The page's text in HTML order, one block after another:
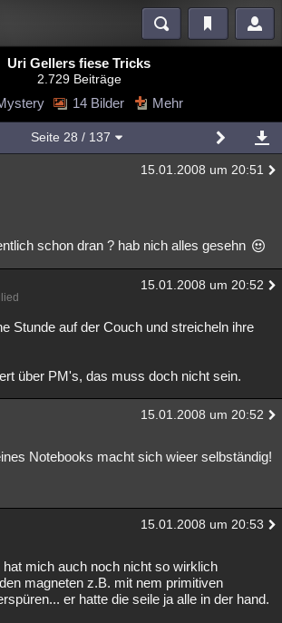
Blogs Videos
Mystery Kriminalfälle
Unterhaltung
Gruppen Gaming Filme
Verbesserungen Allmystery English
Uri Gellers fiese Tricks
2.729 Beiträge
14 Bilder Mehr
Seite 28 / 137
15.01.2008 um 20:51
schon dran ? hab nich alles gesehn
15.01.2008 um 20:52
Stunde auf der Couch und streicheln ihre
über PM's, das muss doch nicht sein.
15.01.2008 um 20:52
Notebooks macht sich wieer selbständig!
15.01.2008 um 20:53
hat mich auch noch nicht so wirklich
magneten z.B. mit nem primitiven
er hatte die seile ja alle in der hand.